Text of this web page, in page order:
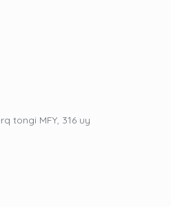
tongi MFY, 316 uy